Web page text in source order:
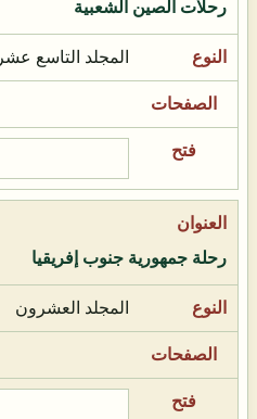
رحلات الصين الشعبية
المجلد التاسع عشر
رحلة جمهورية جنوب إفريقيا
المجلد العشرون